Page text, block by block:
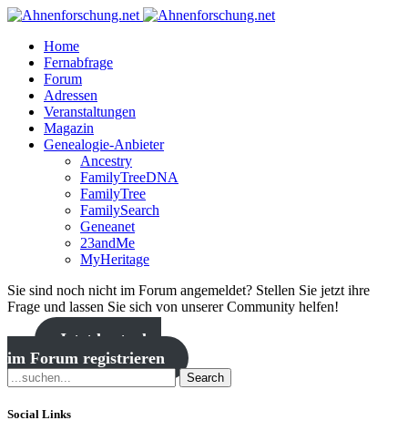
Home
Fernabfrage
Forum
Adressen
Veranstaltungen
Magazin
Genealogie-Anbieter
Ancestry
FamilyTreeDNA
FamilyTree
FamilySearch
Geneanet
23andMe
MyHeritage
Sie sind noch nicht im Forum angemeldet? Stellen Sie jetzt ihre
Frage und lassen Sie sich von unserer Community helfen!
Jetzt kostenlos
im Forum registrieren
Search
Social Links